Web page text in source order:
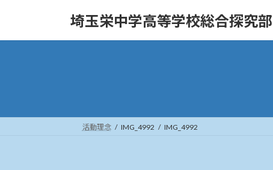
埼玉栄中学高等学校総合探究部
活動理念 IMG_4992 IMG_4992